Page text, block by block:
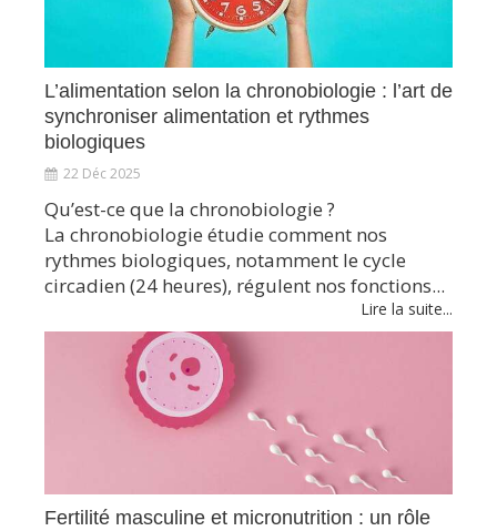
L’alimentation selon la chronobiologie : l’art de
synchroniser alimentation et rythmes
biologiques
22 Déc 2025
Qu’est-ce que la chronobiologie ?
La chronobiologie étudie comment nos
rythmes biologiques, notamment le cycle
circadien (24 heures), régulent nos fonctions...
Lire la suite...
Fertilité masculine et micronutrition : un rôle